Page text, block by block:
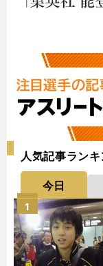
人気記事ラン
今日
1